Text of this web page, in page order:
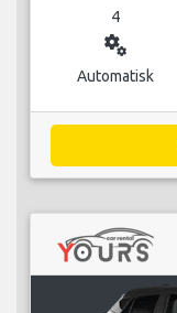
4
miscellaneous_services
Automatisk